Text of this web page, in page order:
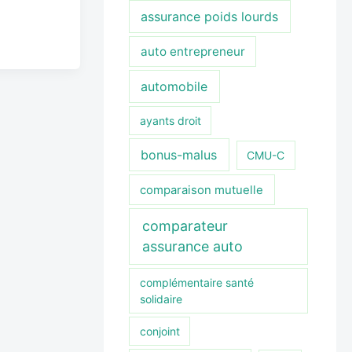
assurance poids lourds
auto entrepreneur
automobile
ayants droit
bonus-malus CMU-C
comparaison mutuelle
comparateur
assurance auto
complémentaire santé
solidaire
conjoint